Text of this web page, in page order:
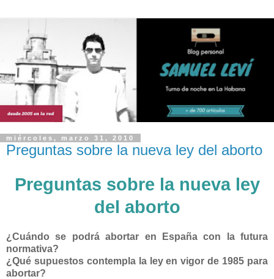
miércoles, marzo 31, 2010
Preguntas sobre la nueva ley del aborto
Preguntas sobre la nueva ley
del aborto
¿Cuándo se podrá abortar en España con la futura
normativa?
¿Qué supuestos contempla la ley en vigor de 1985 para
abortar?